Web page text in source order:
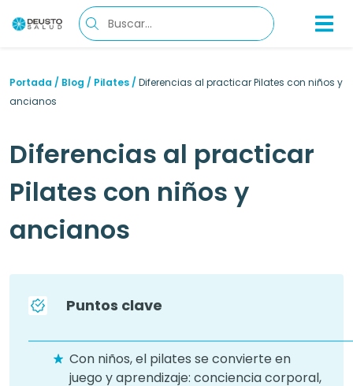
Portada / Blog / Pilates / Diferencias al practicar Pilates con niños y
ancianos
Diferencias al practicar
Pilates con niños y
ancianos
Puntos clave
Con niños, el pilates se convierte en
juego y aprendizaje: conciencia corporal,